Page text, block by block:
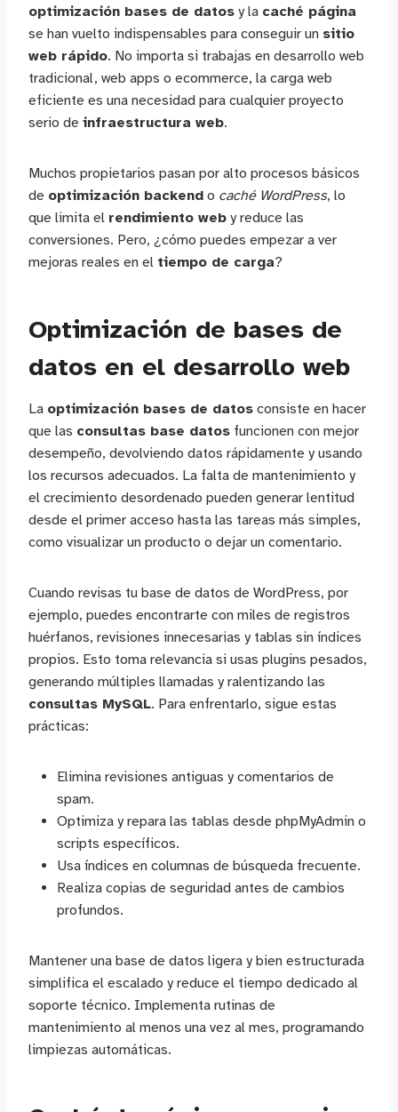
optimización bases de datos y la caché página
se han vuelto indispensables para conseguir un sitio
web rápido. No importa si trabajas en desarrollo web
tradicional, web apps o ecommerce, la carga web
eficiente es una necesidad para cualquier proyecto
serio de infraestructura web.
Muchos propietarios pasan por alto procesos básicos
de optimización backend o caché WordPress, lo
que limita el rendimiento web y reduce las
conversiones. Pero, ¿cómo puedes empezar a ver
mejoras reales en el tiempo de carga?
Optimización de bases de
datos en el desarrollo web
La optimización bases de datos consiste en hacer
que las consultas base datos funcionen con mejor
desempeño, devolviendo datos rápidamente y usando
los recursos adecuados. La falta de mantenimiento y
el crecimiento desordenado pueden generar lentitud
desde el primer acceso hasta las tareas más simples,
como visualizar un producto o dejar un comentario.
Cuando revisas tu base de datos de WordPress, por
ejemplo, puedes encontrarte con miles de registros
huérfanos, revisiones innecesarias y tablas sin índices
propios. Esto toma relevancia si usas plugins pesados,
generando múltiples llamadas y ralentizando las
consultas MySQL. Para enfrentarlo, sigue estas
prácticas:
Elimina revisiones antiguas y comentarios de
spam.
Optimiza y repara las tablas desde phpMyAdmin o
scripts específicos.
Usa índices en columnas de búsqueda frecuente.
Realiza copias de seguridad antes de cambios
profundos.
Mantener una base de datos ligera y bien estructurada
simplifica el escalado y reduce el tiempo dedicado al
soporte técnico. Implementa rutinas de
mantenimiento al menos una vez al mes, programando
limpiezas automáticas.